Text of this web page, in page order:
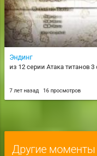
Эндинг
из 12 серии Атака титанов
7 лет назад 16 просмотров
Другие моменты